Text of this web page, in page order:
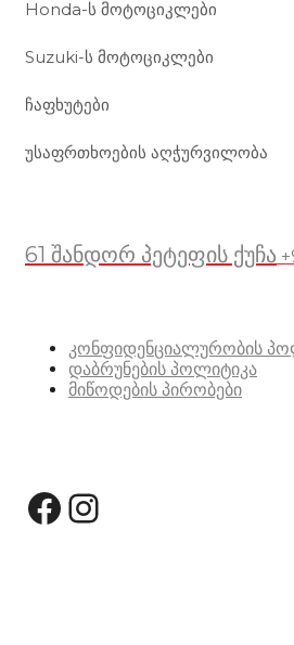
Honda-ს მოტოციკლები
Suzuki-ს მოტოციკლები
ჩაფხუტები
უსაფრთხოების აღჭურვილობა
61 შანდორ პეტეფის ქუჩა
კონფიდენციალურობის
დაბრუნების პოლიტიკა
მიწოდების პირობები
Facebook
Instagram